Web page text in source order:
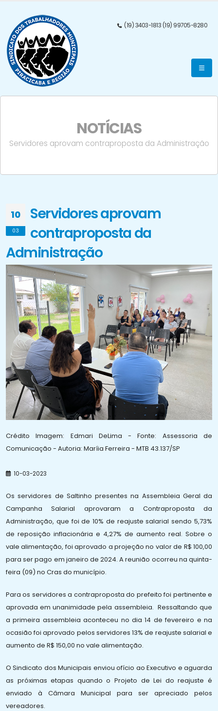
(19) 3403-1813 (19) 99705-8280
NOTÍCIAS
Servidores aprovam contraproposta da Administração
10
03
Servidores aprovam
contraproposta da
Administração
Crédito Imagem: Edmari DeLima - Fonte: Assessoria de
Comunicação - Autoria: Maríia Ferreira - MTB 43.137/SP
10-03-2023
Os servidores de Saltinho presentes na Assembleia Geral da
Campanha Salarial aprovaram a Contraproposta da
Administração, que foi de 10% de reajuste salarial sendo 5,73%
de reposição inflacionária e 4,27% de aumento real. Sobre o
vale alimentação, foi aprovado a projeção no valor de R$ 100,00
para ser pago em janeiro de 2024. A reunião ocorreu na quinta-
feira (09) no Cras do município.
Para os servidores a contraproposta do prefeito foi pertinente e
aprovada em unanimidade pela assembleia. Ressaltando que
a primeira assembleia aconteceu no dia 14 de fevereiro e na
ocasião foi aprovado pelos servidores 13% de reajuste salarial e
aumento de R$ 150,00 no vale alimentação.
O Sindicato dos Municipais enviou ofício ao Executivo e aguarda
as próximas etapas quando o Projeto de Lei do reajuste é
enviado à Câmara Municipal para ser apreciado pelos
vereadores.